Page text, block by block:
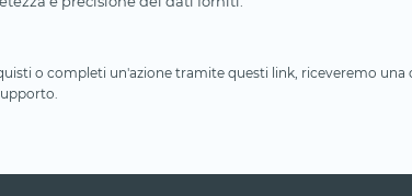
o completi un'azione tramite questi link, riceveremo